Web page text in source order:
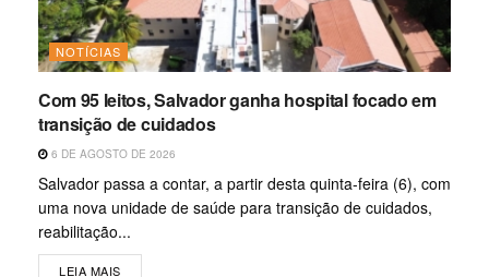
NOTÍCIAS
Com 95 leitos, Salvador ganha hospital focado em
transição de cuidados
6 DE AGOSTO DE 2026
Salvador passa a contar, a partir desta quinta-feira (6), com
uma nova unidade de saúde para transição de cuidados,
reabilitação...
LEIA MAIS